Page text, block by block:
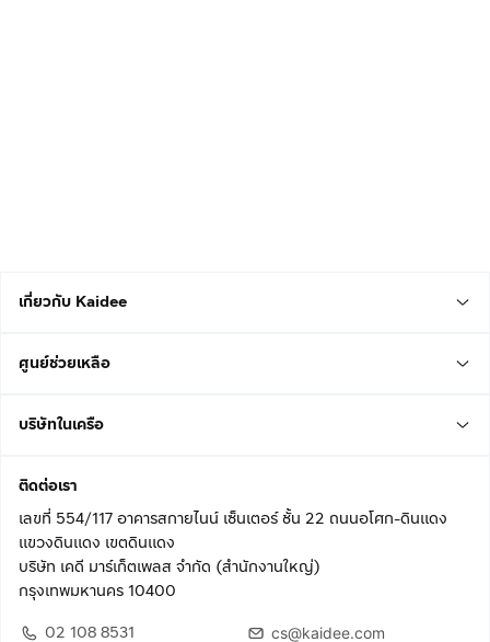
เกี่ยวกับ Kaidee
ศูนย์ช่วยเหลือ
บริษัทในเครือ
ติดต่อเรา
เลขที่ 554/117 อาคารสกายไนน์ เซ็นเตอร์ ชั้น 22 ถนนอโศก-ดินแดง
แขวงดินแดง เขตดินแดง
บริษัท เคดี มาร์เก็ตเพลส จำกัด (สำนักงานใหญ่)
กรุงเทพมหานคร 10400
02 108 8531
cs@kaidee.com